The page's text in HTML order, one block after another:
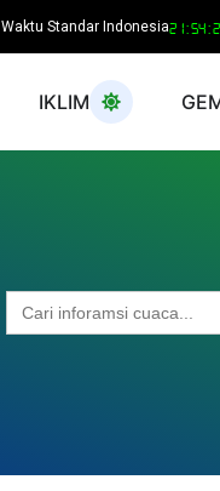
Waktu Standar Indonesia
IKLIM
Search
for: